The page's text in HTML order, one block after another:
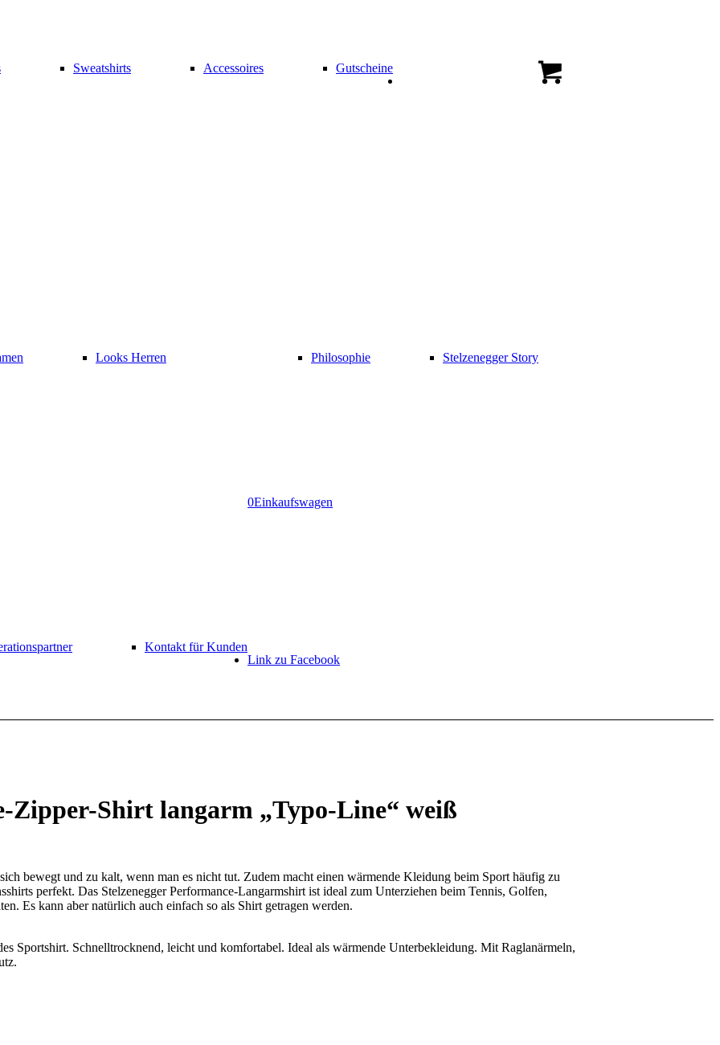
Sweatshirts Accessoires Gutscheine
Looks Herren Philosophie Stelzenegger Story
Kontakt für Kunden
0Einkaufswagen
Link zu Facebook
Zipper-Shirt langarm „Typo-Line“ weiß
bewegt und zu kalt, wenn man es nicht tut. Zudem macht einen wärmende Kleidung beim Sport häufig zu
perfekt. Das Stelzenegger Performance-Langarmshirt ist ideal zum Unterziehen beim Tennis, Golfen,
Es kann aber natürlich auch einfach so als Shirt getragen werden.
Sportshirt. Schnelltrocknend, leicht und komfortabel. Ideal als wärmende Unterbekleidung. Mit Raglanärmeln,